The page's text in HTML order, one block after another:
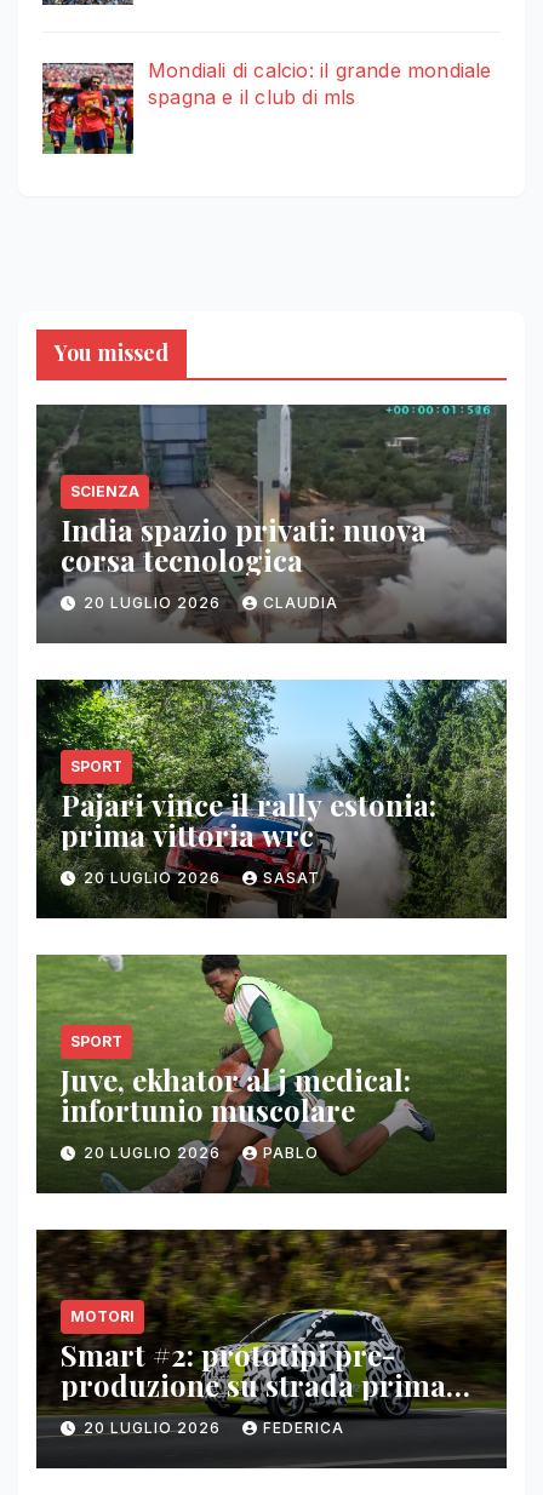
Mondiali di calcio: il grande mondiale
spagna e il club di mls
You missed
SCIENZA
India spazio privati: nuova
corsa tecnologica
20 LUGLIO 2026 CLAUDIA
SPORT
Pajari vince il rally estonia:
prima vittoria wrc
20 LUGLIO 2026 SASAT
SPORT
Juve, ekhator al j medical:
infortunio muscolare
20 LUGLIO 2026 PABLO
MOTORI
Smart #2: prototipi pre-
produzione su strada prima
del paris motor show 2026
20 LUGLIO 2026 FEDERICA